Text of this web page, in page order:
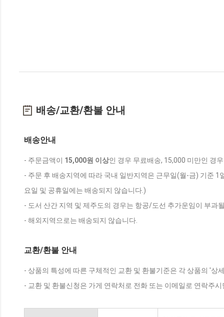
배송/교환/환불 안내
배송안내
- 주문금액이 15,000원 이상인 경우 무료배송, 15,000 미만인 경
- 주문 후 배송지역에 따라 국내 일반지역은 근무일(월-금) 기준
요일 및 공휴일에는 배송되지 않습니다.)
- 도서 산간 지역 및 제주도의 경우는 항공/도선 추가운임이 부과
- 해외지역으로는 배송되지 않습니다.
교환/환불 안내
- 상품의 특성에 따른 구체적인 교환 및 환불기준은 각 상품의 '상
- 교환 및 환불신청은 가게 연락처로 전화 또는 이메일로 연락주